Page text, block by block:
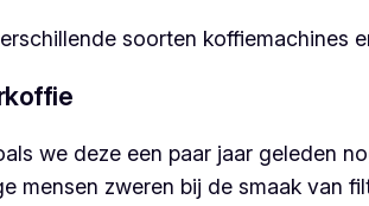
soorten koffiemachines
we deze een paar jaar geleden
mensen zweren bij de smaak van